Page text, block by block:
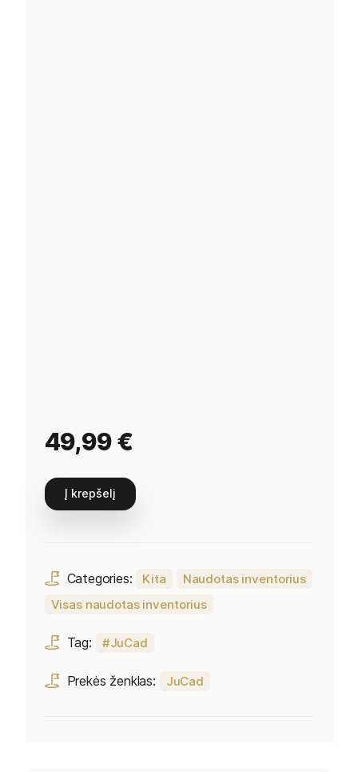
49,99€
Į krepšelį
Categories: Kita
Naudotas inventorius
Visas naudotas inventorius
Tag: JuCad
Prekės ženklas: JuCad